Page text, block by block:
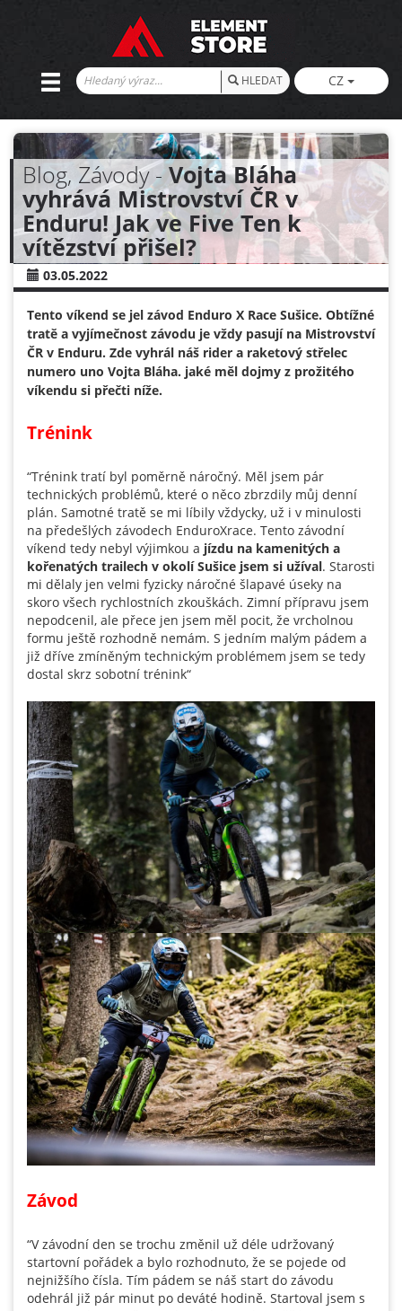
HLEDAT CZ
Blog, Závody -Vojta Bláha
vyhrává Mistrovství ČR v
Enduru! Jak ve Five Ten k
vítězství přišel?
03.05.2022
Tento víkend se jel závod Enduro X Race Sušice. Obtížné
tratě a vyjímečnost závodu je vždy pasují na Mistrovství
ČR v Enduru. Zde vyhrál náš rider a raketový střelec
numero uno Vojta Bláha. jaké měl dojmy z prožitého
víkendu si přečti níže.
Trénink
“Trénink tratí byl poměrně náročný. Měl jsem pár
technických problémů, které o něco zbrzdily můj denní
plán. Samotné tratě se mi líbily vždycky, už i v minulosti
na předešlých závodech EnduroXrace. Tento závodní
víkend tedy nebyl výjimkou a jízdu na kamenitých a
kořenatých trailech v okolí Sušice jsem si užíval. Starosti
mi dělaly jen velmi fyzicky náročné šlapavé úseky na
skoro všech rychlostních zkouškách. Zimní přípravu jsem
nepodcenil, ale přece jen jsem měl pocit, že vrcholnou
formu ještě rozhodně nemám. S jedním malým pádem a
již dříve zmíněným technickým problémem jsem se tedy
dostal skrz sobotní trénink“
Závod
“V závodní den se trochu změnil už déle udržovaný
startovní pořádek a bylo rozhodnuto, že se pojede od
nejnižšího čísla. Tím pádem se náš start do závodu
odehrál již pár minut po deváté hodině. Startoval jsem s